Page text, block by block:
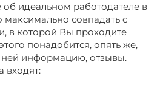
идеальном работодателе в
совпадать с
в которой Вы проходите
понадобится, опять же,
ней информацию, отзывы.
входят: